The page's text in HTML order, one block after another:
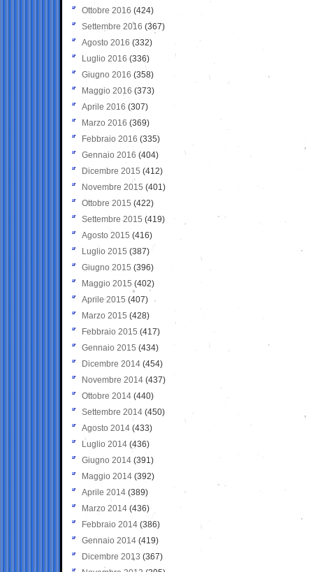
Ottobre 2016 (424)
Settembre 2016 (367)
Agosto 2016 (332)
Luglio 2016 (336)
Giugno 2016 (358)
Maggio 2016 (373)
Aprile 2016 (307)
Marzo 2016 (369)
Febbraio 2016 (335)
Gennaio 2016 (404)
Dicembre 2015 (412)
Novembre 2015 (401)
Ottobre 2015 (422)
Settembre 2015 (419)
Agosto 2015 (416)
Luglio 2015 (387)
Giugno 2015 (396)
Maggio 2015 (402)
Aprile 2015 (407)
Marzo 2015 (428)
Febbraio 2015 (417)
Gennaio 2015 (434)
Dicembre 2014 (454)
Novembre 2014 (437)
Ottobre 2014 (440)
Settembre 2014 (450)
Agosto 2014 (433)
Luglio 2014 (436)
Giugno 2014 (391)
Maggio 2014 (392)
Aprile 2014 (389)
Marzo 2014 (436)
Febbraio 2014 (386)
Gennaio 2014 (419)
Dicembre 2013 (367)